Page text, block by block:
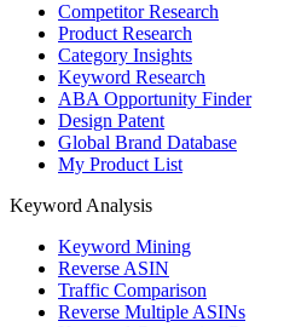
Competitor Research
Product Research
Category Insights
Keyword Research
ABA Opportunity Finder
Design Patent
Global Brand Database
My Product List
Keyword Analysis
Keyword Mining
Reverse ASIN
Traffic Comparison
Reverse Multiple ASINs